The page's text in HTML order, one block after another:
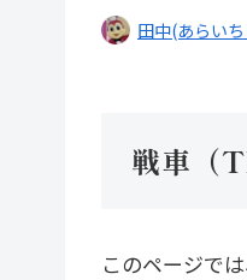
田中(あらい
戦車（
このページで